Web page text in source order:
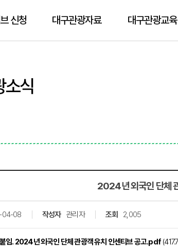
신청 대구관광자료 대구관광교육
소식
2024년 외국인 단체
04-08 작성자 관리자 조회 2,005
붙임. 2024년 외국인 단체 관광객 유치 인센티브 공고.pdf